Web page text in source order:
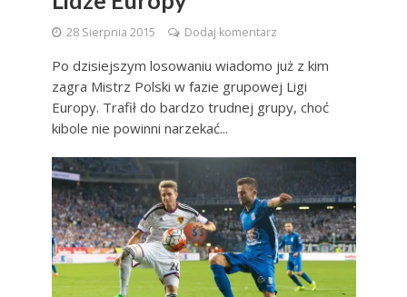
28 Sierpnia 2015 Dodaj komentarz
Po dzisiejszym losowaniu wiadomo już z kim
zagra Mistrz Polski w fazie grupowej Ligi
Europy. Trafił do bardzo trudnej grupy, choć
kibole nie powinni narzekać...